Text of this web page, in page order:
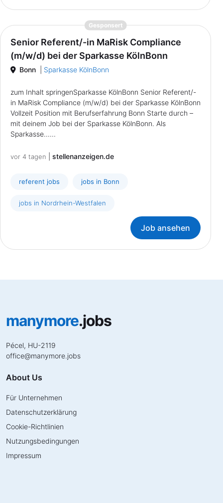
Gesponsert{prompt.job}
Senior Referent/-in MaRisk Compliance
(m/w/d) bei der Sparkasse KölnBonn
Bonn Sparkasse KölnBonn
zum Inhalt springenSparkasse KölnBonn Senior Referent/-
in MaRisk Compliance (m/w/d) bei der Sparkasse KölnBonn
Vollzeit Position mit Berufserfahrung Bonn Starte durch –
mit deinem Job bei der Sparkasse KölnBonn. Als
Sparkasse......
vor 4 tagen stellenanzeigen.de
referent jobs jobs in Bonn
jobs in Nordrhein-Westfalen
Job ansehen
manymore.jobs
Pécel, HU-2119
office@manymore.jobs
About Us
Für Unternehmen
Datenschutzerklärung
Cookie-Richtlinien
Nutzungsbedingungen
Impressum